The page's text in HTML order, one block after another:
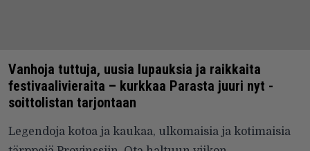
Vanhoja tuttuja, uusia lupauksia ja raikkaita
festivaalivieraita – kurkkaa Parasta juuri nyt -
soittolistan tarjontaan
Legendoja kotoa ja kaukaa, ulkomaisia ja kotimaisia